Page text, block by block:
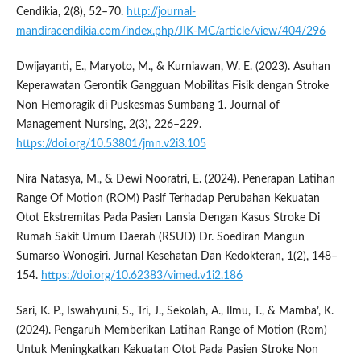
Cendikia, 2(8), 52–70. http://journal-
mandiracendikia.com/index.php/JIK-MC/article/view/404/296
Dwijayanti, E., Maryoto, M., & Kurniawan, W. E. (2023). Asuhan
Keperawatan Gerontik Gangguan Mobilitas Fisik dengan Stroke
Non Hemoragik di Puskesmas Sumbang 1. Journal of
Management Nursing, 2(3), 226–229.
https://doi.org/10.53801/jmn.v2i3.105
Nira Natasya, M., & Dewi Nooratri, E. (2024). Penerapan Latihan
Range Of Motion (ROM) Pasif Terhadap Perubahan Kekuatan
Otot Ekstremitas Pada Pasien Lansia Dengan Kasus Stroke Di
Rumah Sakit Umum Daerah (RSUD) Dr. Soediran Mangun
Sumarso Wonogiri. Jurnal Kesehatan Dan Kedokteran, 1(2), 148–
154. https://doi.org/10.62383/vimed.v1i2.186
Sari, K. P., Iswahyuni, S., Tri, J., Sekolah, A., Ilmu, T., & Mamba’, K.
(2024). Pengaruh Memberikan Latihan Range of Motion (Rom)
Untuk Meningkatkan Kekuatan Otot Pada Pasien Stroke Non